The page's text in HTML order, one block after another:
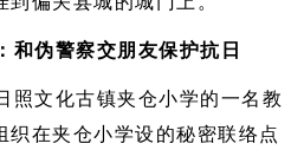
和伪警察交朋友保护抗日
照文化古镇夹仓小学的一名教
织在夹仓小学设的秘密联络点